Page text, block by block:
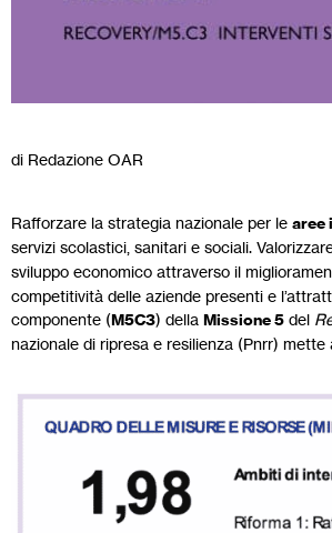
di Redazione OAR
Rafforzare la strategia nazionale per le aree
servizi scolastici, sanitari e sociali.
sviluppo economico attraverso il
competitività delle aziende presenti e
componente (M5C3) della Missione 5 del
nazionale di ripresa e resilienza (Pnrr) mette